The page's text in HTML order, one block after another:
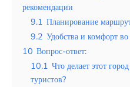
Геленджик —
живописными видами
и Кавказские горы для
отдыха
рекомендации
9.1 Планирование
9.2 Удобства и комфорт
10 Вопрос-ответ:
10.1 Что делает этот
туристов?